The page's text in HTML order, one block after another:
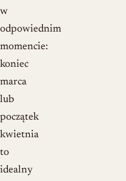
w
odpowiednim
momencie:
koniec
marca
lub
początek
kwietnia
to
idealny